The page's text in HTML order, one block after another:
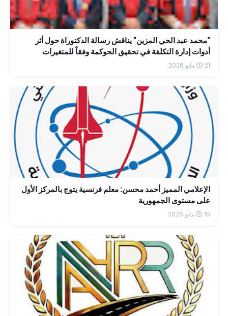
"محمد عبد الحي المزين" يناقش رسالة الدكتوراة حول أثر
أدوات إدارة التكلفة في تحقيق الحوكمة وفقاً للمتغيرات
الضريبية الحديثة
21 مايو 2026
الإعلامي المميز أحمد محسن: معلم فرنسية يتوج بالمركز الأول
على مستوى الجمهورية
15 مايو 2026